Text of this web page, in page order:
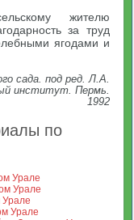
жителю
за труд
ягодами и
сада. под ред. Л.А.
институт. Пермь.
1992
по
Урале
Урале
Урале
Урале